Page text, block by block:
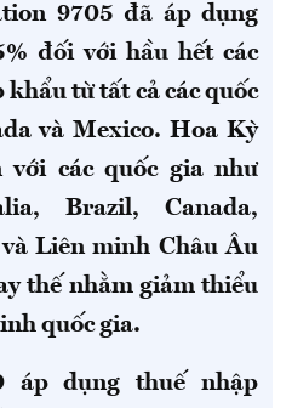
9705 đã áp dụng
đối với hầu hết các
từ tất cả các quốc
và Mexico. Hoa Kỳ
các quốc gia như
Brazil, Canada,
Liên minh Châu Âu
thế nhằm giảm thiểu
quốc gia.
áp dụng thuế nhập